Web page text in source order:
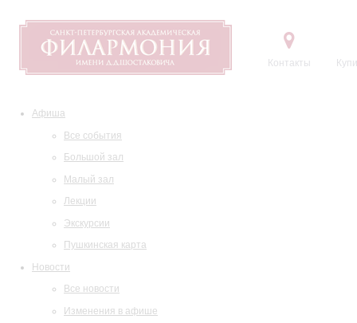
Контакты
Афиша
Все события
Большой зал
Малый зал
Лекции
Экскурсии
Пушкинская карта
Новости
Все новости
Изменения в афише